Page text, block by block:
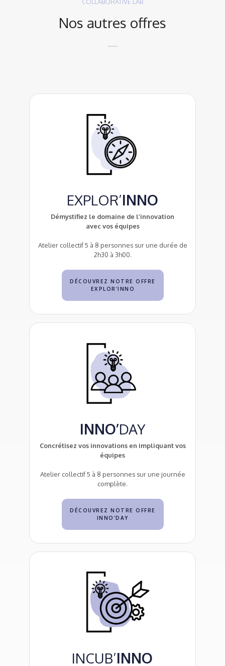
Nos autres offres
EXPLOR’INNO
Démystifiez le domaine de l’innovation
avec vos équipes
Atelier collectif 5 à 8 personnes sur une durée de
2h30 à 3h00.
DÉCOUVREZ NOTRE OFFRE
EXPLOR’INNO
INNO’DAY
Concrétisez vos innovations en impliquant vos
équipes
Atelier collectif 5 à 8 personnes sur une journée
complète.
DÉCOUVREZ NOTRE OFFRE
INNO’DAY
INCUB’INNO